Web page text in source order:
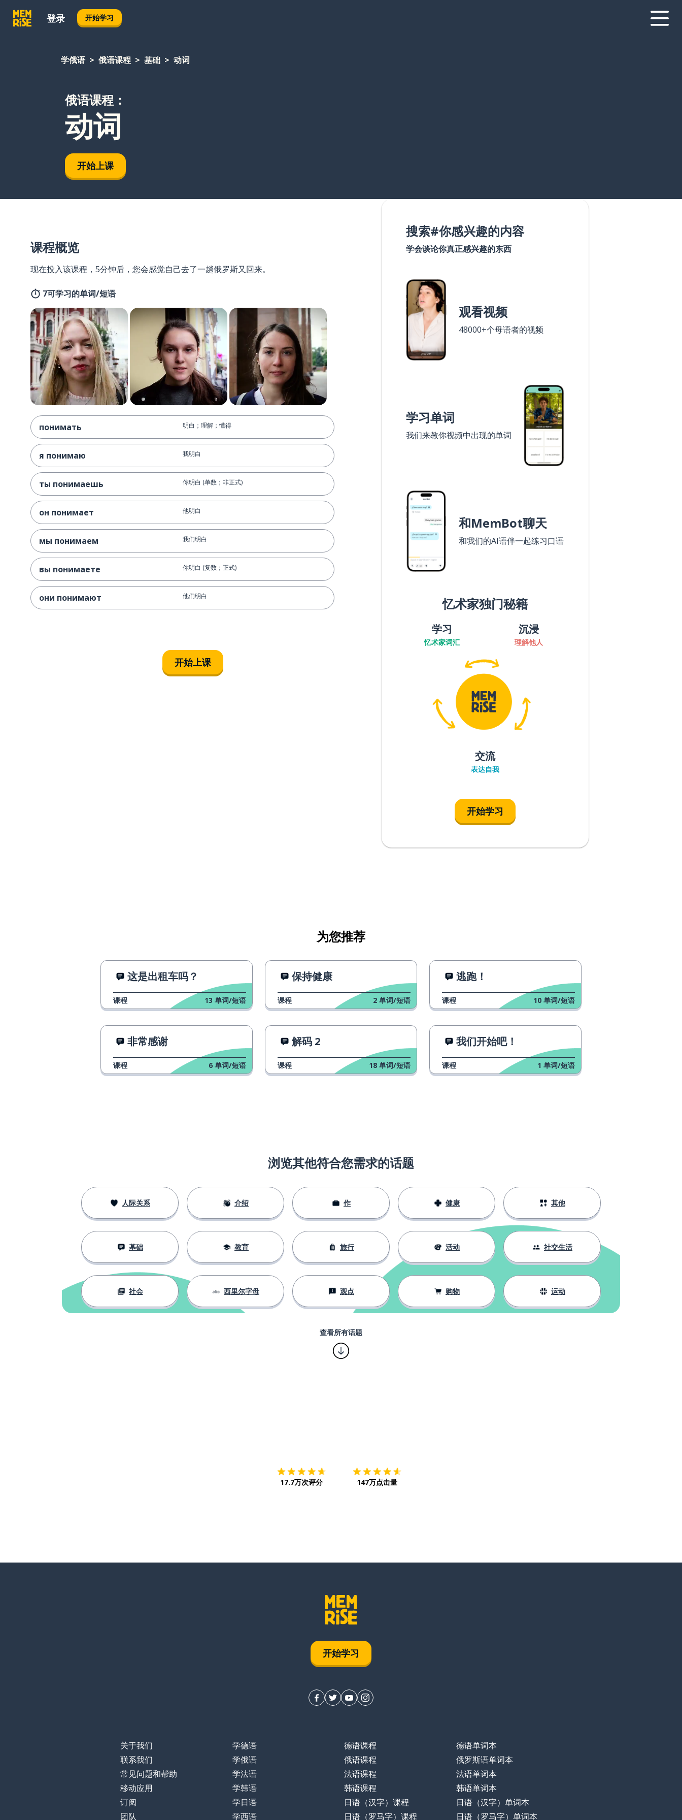
登录 开始学习
学俄语 俄语课程 基础 动词
俄语课程：
动词
开始上课
课程概览
现在投入该课程，5分钟后，您会感觉自己去了一趟俄罗斯又回来。
7可学习的单词/短语
понимать 明白；理解；懂得
я понимаю 我明白
ты понимаешь 你明白 (单数；非正式)
он понимает 他明白
мы понимаем 我们明白
вы понимаете 你明白 (复数；正式)
они понимают 他们明白
开始上课
搜索#你感兴趣的内容
学会谈论你真正感兴趣的东西
观看视频
48000+个母语者的视频
学习单词
我们来教你视频中出现的单词
和MemBot聊天
和我们的AI语伴一起练习口语
忆术家独门秘籍
学习
忆术家词汇
沉浸
理解他人
交流
表达自我
开始学习
为您推荐
这是出租车吗？
课程 13 单词/短语
保持健康
课程 2 单词/短语
逃跑！
课程 10 单词/短语
非常感谢
课程 6 单词/短语
解码 2
课程 18 单词/短语
我们开始吧！
课程 1 单词/短语
浏览其他符合您需求的话题
人际关系 介绍 作 健康 其他
基础 教育 旅行 活动 社交生活
社会 西里尔字母 观点 购物 运动
查看所有话题
17.7万次评分 147万点击量
开始学习
关于我们
联系我们
常见问题和帮助
移动应用
订阅
团队
学德语
学俄语
学法语
学韩语
学日语
学西语
德语课程
俄语课程
法语课程
韩语课程
日语（汉字）课程
日语（罗马字）课程
德语单词本
俄罗斯语单词本
法语单词本
韩语单词本
日语（汉字）单词本
日语（罗马字）单词本